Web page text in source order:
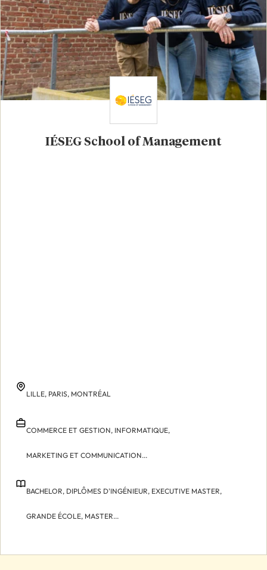
IÉSEG School of Management
LILLE, PARIS, MONTRÉAL
COMMERCE ET GESTION, INFORMATIQUE,
MARKETING ET COMMUNICATION...
BACHELOR, DIPLÔMES D'INGÉNIEUR, EXECUTIVE MASTER,
GRANDE ÉCOLE, MASTER...